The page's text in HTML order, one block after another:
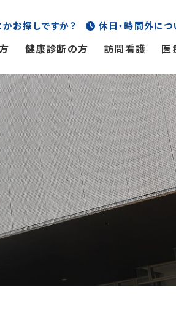
お探しですか？ 休日・時間外につ
健康診断の方 訪問看護 医